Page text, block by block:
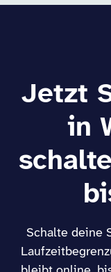
Jetzt
in
Schalte deine